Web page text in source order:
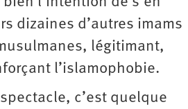
dizaines d’autres imams
légitimant,
l’islamophobie.
c’est quelque